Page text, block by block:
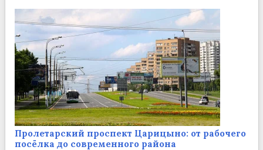
Пролетарский проспект Царицыно: от рабочего
посёлка до современного района